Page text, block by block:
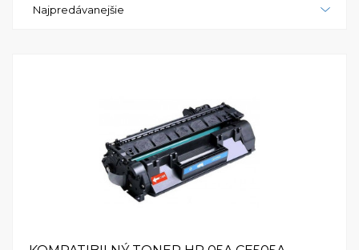
LaserJet P2030 ideálnou voľbou pre všetkých, ktorí
Najpredávanejšie